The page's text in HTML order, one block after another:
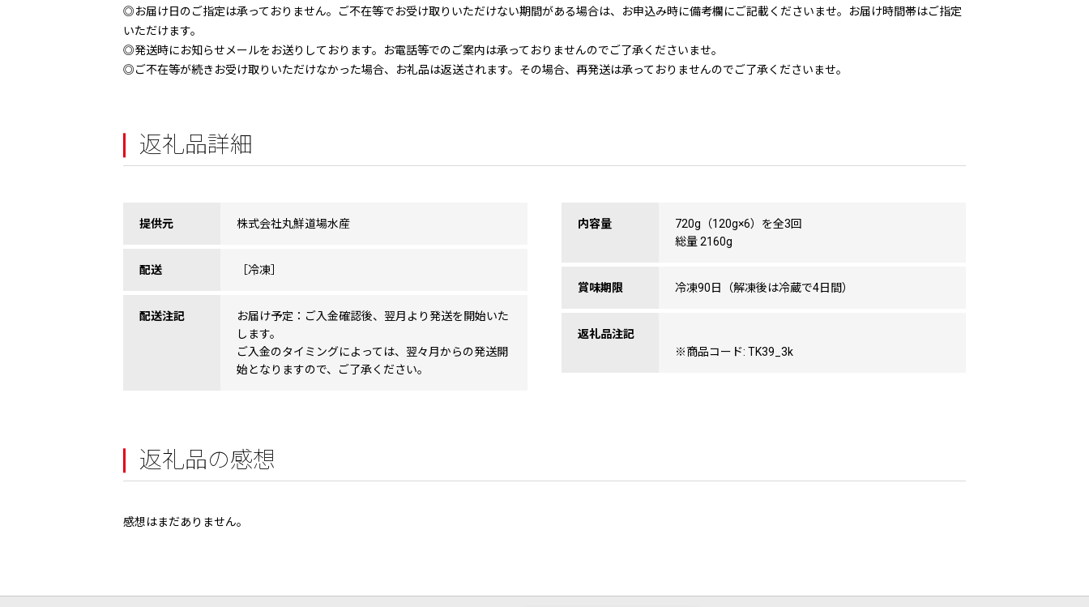
◎お届け日のご指定は承っておりません。ご不在等でお受け取りいただけない期間がある場合は、お申込み時に備考欄にご記載くださいませ。お届け時間帯はご指定
いただけます。
◎発送時にお知らせメールをお送りしております。お電話等でのご案内は承っておりませんのでご了承くださいませ。
◎ご不在等が続きお受け取りいただけなかった場合、お礼品は返送されます。その場合、再発送は承っておりませんのでご了承くださいませ。
返礼品詳細
提供元 株式会社丸鮮道場水産
配送 ［冷凍］
配送注記
お届け予定：ご入金確認後、翌月より発送を開始いた
します。
ご入金のタイミングによっては、翌々月からの発送開
始となりますので、ご了承ください。
内容量
720g（120g×6）を全3回
総量 2160g
賞味期限 冷凍90日（解凍後は冷蔵で4日間）
返礼品注記
※商品コード: TK39_3k
返礼品の感想
感想はまだありません。